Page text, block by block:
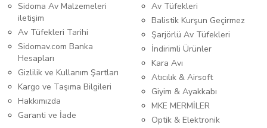
Sidoma Av Malzemeleri
iletişim
Av Tüfekleri Tarihi
Sidomav.com Banka
Hesapları
Gizlilik ve Kullanım Şartları
Kargo ve Taşıma Bilgileri
Hakkımızda
Garanti ve İade
Av Tüfekleri
Balistik Kurşun Geçirmez
Şarjörlü Av Tüfekleri
İndirimli Ürünler
Kara Avı
Atıcılık & Airsoft
Giyim & Ayakkabı
MKE MERMİLER
Optik & Elektronik